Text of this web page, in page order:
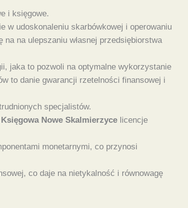
i księgowe.
w udoskonaleniu skarbówkowej i operowaniu
na ulepszaniu własnej przedsiębiorstwa
jaka to pozwoli na optymalne wykorzystanie
to danie gwarancji rzetelności finansowej i
specjalistów.
Księgowa Nowe Skalmierzyce licencje
monetarnymi, co przynosi
co daje na nietykalność i równowagę